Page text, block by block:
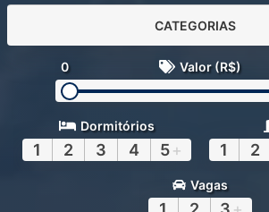
CATEGORIAS
0 Valor (R$)
Dormitórios
1 2 3 4 5+ 1 2
Vagas